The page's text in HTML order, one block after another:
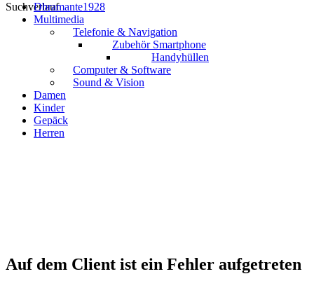
SuchverlaufDbramante1928
Multimedia
Telefonie & Navigation
Zubehör Smartphone
Handyhüllen
Computer & Software
Sound & Vision
Damen
Kinder
Gepäck
Herren
Auf dem Client ist ein Fehler aufgetreten